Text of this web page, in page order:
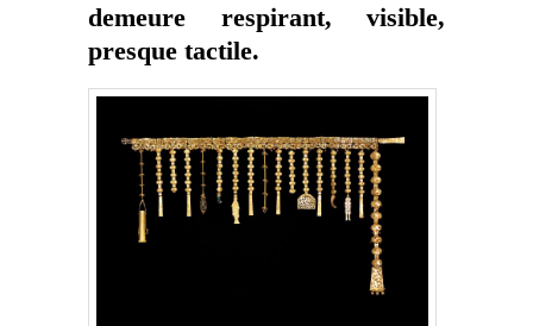
demeure respirant, visible,
presque tactile.